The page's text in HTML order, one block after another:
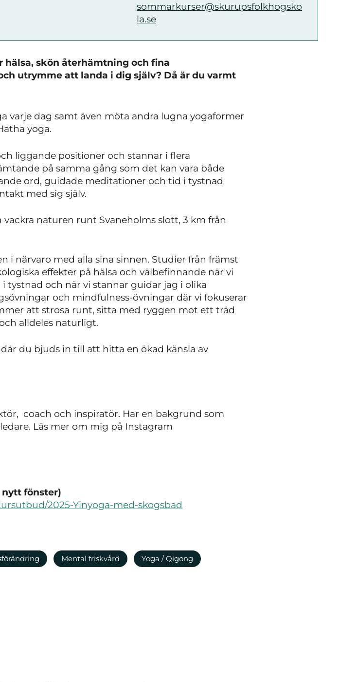
sommarkurser@skurupsfolkhogsko
la.se
skön återhämtning och fina
utrymme att landa i dig själv? Då är du varmt
varje dag samt även möta andra lugna yogaformer
yoga.
liggande positioner och stannar i flera
på samma gång som det kan vara både
ord, guidade meditationer och tid i tystnad
med sig själv.
naturen runt Svaneholms slott, 3 km från
i närvaro med alla sina sinnen. Studier från främst
effekter på hälsa och välbefinnande när vi
tystnad och när vi stannar guidar jag i olika
och mindfulness-övningar där vi fokuserar
att strosa runt, sitta med ryggen mot ett träd
alldeles naturligt.
du bjuds in till att hitta en ökad känsla av
coach och inspiratör. Har en bakgrund som
Läs mer om mig på Instagram
nytt fönster)
2025-Yinyoga-med-skogsbad
Mental friskvård Yoga / Qigong